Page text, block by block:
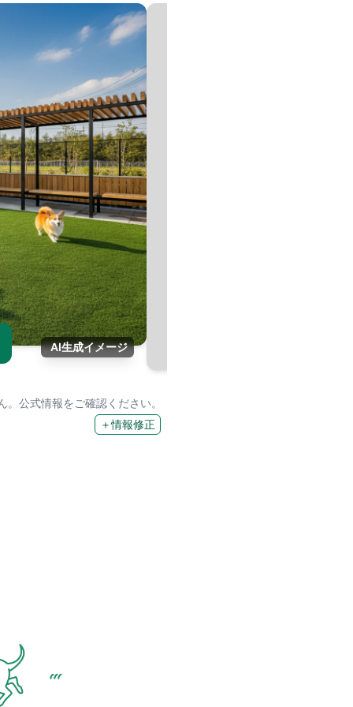
AI生成イメージ
公式情報をご確認ください。
＋情報修正